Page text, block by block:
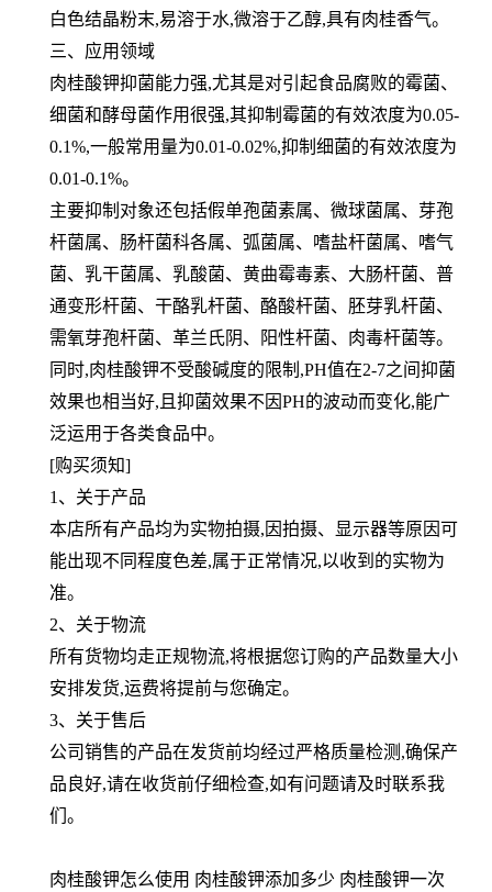
白色结晶粉末,易溶于水,微溶于乙醇,具有肉桂香气。
三、应用领域
肉桂酸钾抑菌能力强,尤其是对引起食品腐败的霉菌、
细菌和酵母菌作用很强,其抑制霉菌的有效浓度为0.05-
0.1%,一般常用量为0.01-0.02%,抑制细菌的有效浓度为
0.01-0.1%。
主要抑制对象还包括假单孢菌素属、微球菌属、芽孢
杆菌属、肠杆菌科各属、弧菌属、嗜盐杆菌属、嗜气
菌、乳干菌属、乳酸菌、黄曲霉毒素、大肠杆菌、普
通变形杆菌、干酪乳杆菌、酪酸杆菌、胚芽乳杆菌、
需氧芽孢杆菌、革兰氏阴、阳性杆菌、肉毒杆菌等。
同时,肉桂酸钾不受酸碱度的限制,PH值在2-7之间抑菌
效果也相当好,且抑菌效果不因PH的波动而变化,能广
泛运用于各类食品中。
[购买须知]
1、关于产品
本店所有产品均为实物拍摄,因拍摄、显示器等原因可
能出现不同程度色差,属于正常情况,以收到的实物为
准。
2、关于物流
所有货物均走正规物流,将根据您订购的产品数量大小
安排发货,运费将提前与您确定。
3、关于售后
公司销售的产品在发货前均经过严格质量检测,确保产
品良好,请在收货前仔细检查,如有问题请及时联系我
们。
肉桂酸钾怎么使用 肉桂酸钾添加多少 肉桂酸钾一次